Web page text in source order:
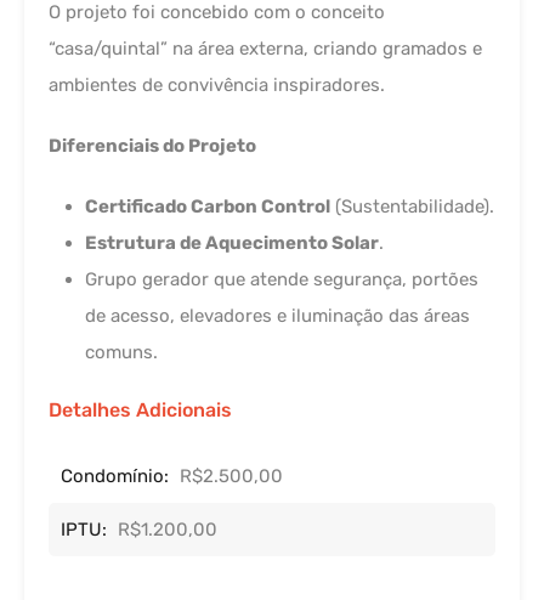
O projeto foi concebido com o conceito
“casa/quintal” na área externa, criando gramados e
ambientes de convivência inspiradores.
Diferenciais do Projeto
Certificado Carbon Control (Sustentabilidade).
Estrutura de Aquecimento Solar.
Grupo gerador que atende segurança, portões
de acesso, elevadores e iluminação das áreas
comuns.
Detalhes Adicionais
Condomínio: R$2.500,00
IPTU: R$1.200,00